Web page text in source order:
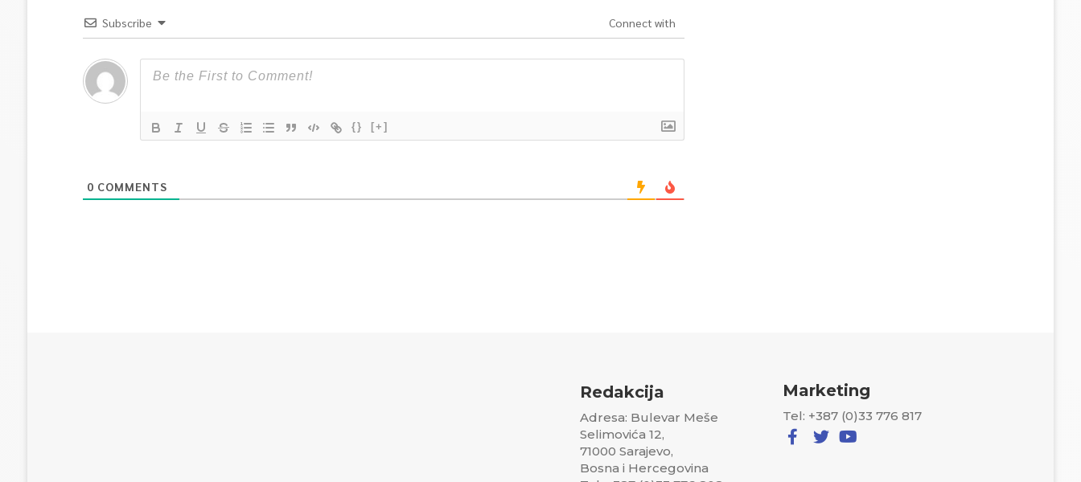
Subscribe Connect with
{} [+]
0 COMMENTS
Redakcija
Adresa: Bulevar Meše
Selimovića 12,
71000 Sarajevo,
Bosna i Hercegovina
Marketing
Tel: +387 (0)33 776 817